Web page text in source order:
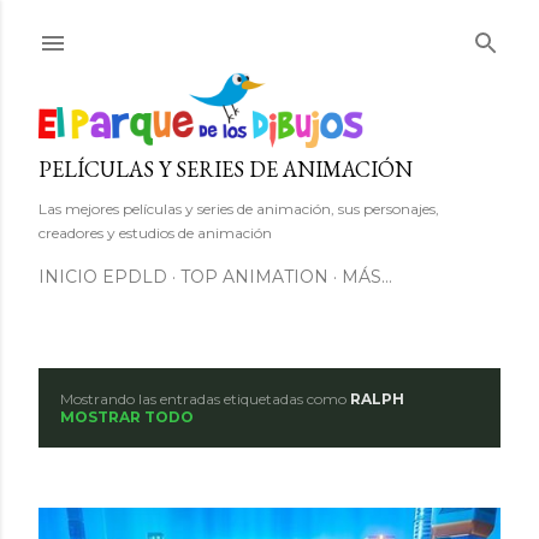
PELÍCULAS Y SERIES DE ANIMACIÓN
Las mejores películas y series de animación, sus personajes,
creadores y estudios de animación
INICIO EPDLD TOP ANIMATION MÁS…
t
Mostrando las entradas etiquetadas como RALPH
MOSTRAR TODO